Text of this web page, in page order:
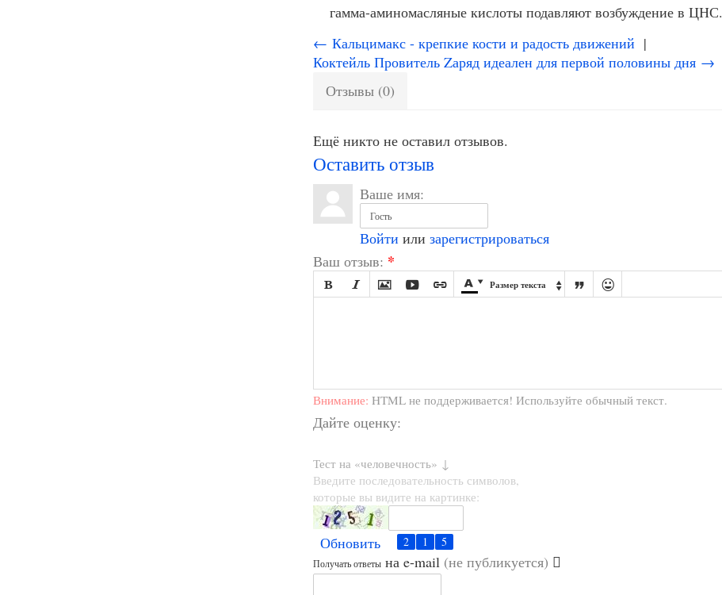
гамма-аминомасляные кислоты подавляют возбуждение в ЦНС.
← Кальцимакс - крепкие кости и радость движений |
Коктейль Провитель Zаряд идеален для первой половины дня →
Отзывы (0)
Ещё никто не оставил отзывов.
Оставить отзыв
Ваше имя:
Войти или зарегистрироваться
Ваш отзыв: *
       Размер текста   
Внимание: HTML не поддерживается! Используйте обычный текст.
Дайте оценку:
Тест на «человечность» ↓
Введите последовательность символов,
которые вы видите на картинке:
Обновить
Получать ответына e-mail (не публикуется)